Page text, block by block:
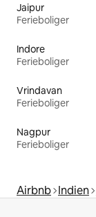
Jaipur
Ferieboliger
Indore
Ferieboliger
Vrindavan
Ferieboliger
Nagpur
Ferieboliger
Airbnb Indien